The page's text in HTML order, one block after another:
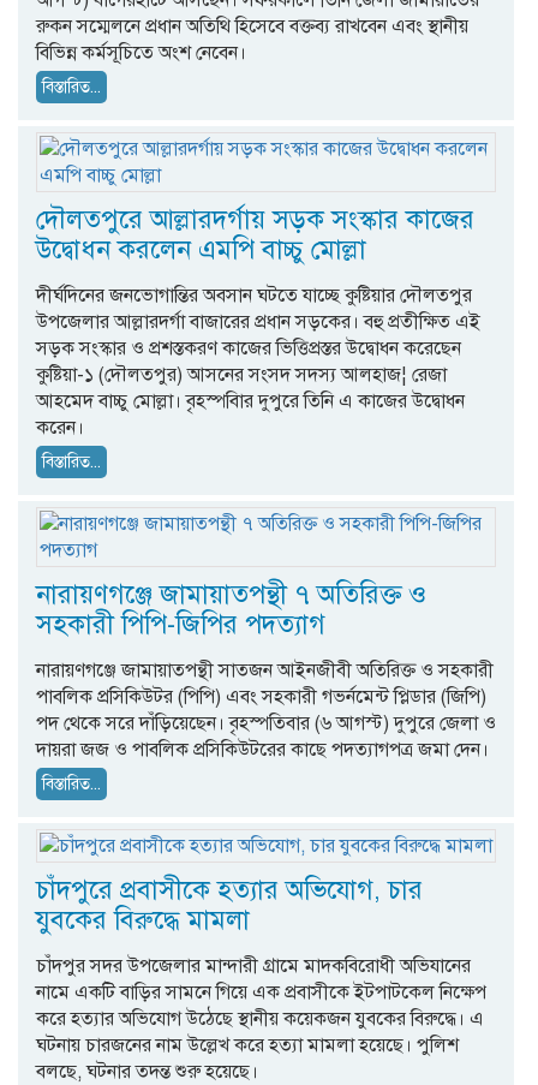
রুকন সম্মেলনে প্রধান অতিথি হিসেবে বক্তব্য রাখবেন এবং স্থানীয়
বিভিন্ন কর্মসূচিতে অংশ নেবেন।
বিস্তারিত...
দৌলতপুরে আল্লারদর্গায় সড়ক সংস্কার কাজের
উদ্বোধন করলেন এমপি বাচ্চু মোল্লা
দীর্ঘদিনের জনভোগান্তির অবসান ঘটতে যাচ্ছে কুষ্টিয়ার দৌলতপুর
উপজেলার আল্লারদর্গা বাজারের প্রধান সড়কের। বহু প্রতীক্ষিত এই
সড়ক সংস্কার ও প্রশস্তকরণ কাজের ভিত্তিপ্রস্তর উদ্বোধন করেছেন
কুষ্টিয়া-১ (দৌলতপুর) আসনের সংসদ সদস্য আলহাজ¦ রেজা
আহমেদ বাচ্চু মোল্লা। বৃহস্পবিার দুপুরে তিনি এ কাজের উদ্বোধন
করেন।
বিস্তারিত...
নারায়ণগঞ্জে জামায়াতপন্থী ৭ অতিরিক্ত ও
সহকারী পিপি-জিপির পদত্যাগ
নারায়ণগঞ্জে জামায়াতপন্থী সাতজন আইনজীবী অতিরিক্ত ও সহকারী
পাবলিক প্রসিকিউটর (পিপি) এবং সহকারী গভর্নমেন্ট প্লিডার (জিপি)
পদ থেকে সরে দাঁড়িয়েছেন। বৃহস্পতিবার (৬ আগস্ট) দুপুরে জেলা ও
দায়রা জজ ও পাবলিক প্রসিকিউটরের কাছে পদত্যাগপত্র জমা দেন।
বিস্তারিত...
চাঁদপুরে প্রবাসীকে হত্যার অভিযোগ, চার
যুবকের বিরুদ্ধে মামলা
চাঁদপুর সদর উপজেলার মান্দারী গ্রামে মাদকবিরোধী অভিযানের
নামে একটি বাড়ির সামনে গিয়ে এক প্রবাসীকে ইটপাটকেল নিক্ষেপ
করে হত্যার অভিযোগ উঠেছে স্থানীয় কয়েকজন যুবকের বিরুদ্ধে। এ
ঘটনায় চারজনের নাম উল্লেখ করে হত্যা মামলা হয়েছে। পুলিশ
বলছে, ঘটনার তদন্ত শুরু হয়েছে।